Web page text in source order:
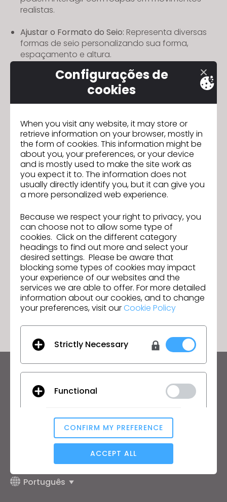
realistas.
Ajustar o Formato do Seio: Representa diversas
formas de seio personalizando sua forma,
espaçamento e altura.
Nova Janela da Biblioteca:Encontre e gerencie
recursos facilmente com uma interface intuitiva
onfira outros recursos importantes para a nova
versãoaqui e baixe a versão mais recente do CLO
aqui.
Novos webinars serão lançados em breve, onde
você pode conferir os novos recursos em detalhes.
Confiraa programação
Anterior
Join us for the CLO 2025.0 New
Features Webinar!
Seguinte
Join us for the CLO 2024.2 New
Features Webinar!
IR PARA A LISTA
Mantenha-se atualizado com o CLO
Fique por dentro das notícias, promoções, recursos e
Endereço de e-mail
Condições Gerais de Utilização, asCondições
Política de Privacidade
Português
Configurações de
cookies
When you visit any website, it may store or
retrieve information on your browser, mostly in
the form of cookies. This information might be
about you, your preferences, or your device
and is mostly used to make the site work as
you expect it to. The information does not
usually directly identify you, but it can give you
a more personalized web experience.
Because we respect your right to privacy, you
can choose not to allow some type of
cookies. Click on the different category
headings to find out more and select your
desired settings. Please be aware that
blocking some types of cookies may impact
your experience of our websites and the
services we are able to offer. For more detailed
information about our cookies, and to change
your preferences, visit ourCookie Policy
Strictly Necessary
Functional
Analytical / Performance
Targeting
CONFIRM MY PREFERENCE
ACCEPT ALL